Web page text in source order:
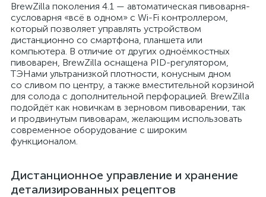
BrewZilla поколения 4.1 — автоматическая пивоварня-
сусловарня «всё в одном» с Wi-Fi контроллером,
который позволяет управлять устройством
дистанционно со смартфона, планшета или
компьютера. В отличие от других одноёмкостных
пивоварен, BrewZilla оснащена PID-регулятором,
ТЭНами ультранизкой плотности, конусным дном
со сливом по центру, а также вместительной корзиной
для солода с дополнительной перфорацией. BrewZilla
подойдёт как новичкам в зерновом пивоварении, так
и продвинутым пивоварам, желающим использовать
современное оборудование с широким
функционалом.
Дистанционное управление и хранение
детализированных рецептов